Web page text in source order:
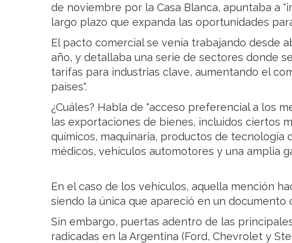
de noviembre por la Casa Blanca, apuntaba a
largo plazo que expanda las oportunidades
El pacto comercial se venía trabajando desde
año, y detallaba una serie de sectores donde
tarifas para industrias clave, aumentando el
países".
¿Cuáles? Habla de "acceso preferencial a los
las exportaciones de bienes, incluidos ciertos
químicos, maquinaria, productos de tecnología
médicos, vehículos automotores y una amplia
En el caso de los vehículos, aquella mención
siendo la única que apareció en un documento
Sin embargo, puertas adentro de las
radicadas en la Argentina (Ford, Chevrolet y